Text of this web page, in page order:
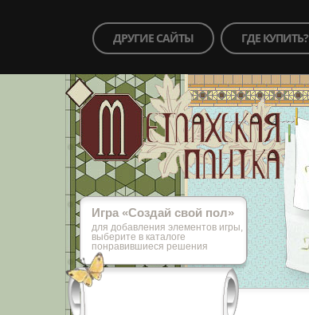
ДРУГИЕ САЙТЫ ГДЕ КУПИТЬ?
Игра «Cоздай свой пол»
для добавления элементов игры,
выберите в каталоге
понравившиеся решения